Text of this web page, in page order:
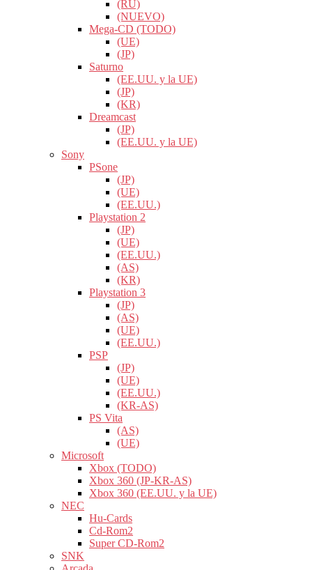
(RU)
(NUEVO)
Mega-CD (TODO)
(UE)
(JP)
Saturno
(EE.UU. y la UE)
(JP)
(KR)
Dreamcast
(JP)
(EE.UU. y la UE)
Sony
PSone
(JP)
(UE)
(EE.UU.)
Playstation 2
(JP)
(UE)
(EE.UU.)
(AS)
(KR)
Playstation 3
(JP)
(AS)
(UE)
(EE.UU.)
PSP
(JP)
(UE)
(EE.UU.)
(KR-AS)
PS Vita
(AS)
(UE)
Microsoft
Xbox (TODO)
Xbox 360 (JP-KR-AS)
Xbox 360 (EE.UU. y la UE)
NEC
Hu-Cards
Cd-Rom2
Super CD-Rom2
SNK